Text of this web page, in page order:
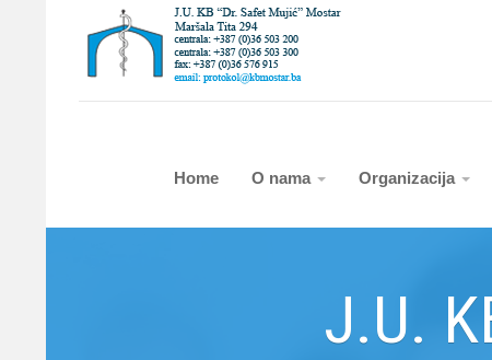
Home O nama Organizacija
J.U.